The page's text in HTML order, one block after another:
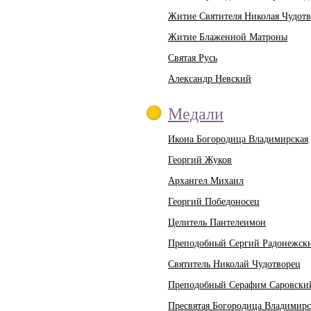
Житие Святителя Николая
Житие Блаженной Матроны
Святая Русь
Александр Невский
Медали
Икона Богородица Владимирская
Георгий Жуков
Архангел Михаил
Георгий Победоносец
Целитель Пантелеимон
Преподобный Сергий
Святитель Николай Чудотворец
Преподобный Серафим
Пресвятая Богородица